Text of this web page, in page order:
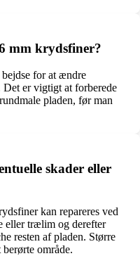
mm krydsfiner?
for at ændre
Det er vigtigt at forberede
pladen, før man
skader eller
kan repareres ved
eller trælim og derefter
resten af pladen. Større
område.